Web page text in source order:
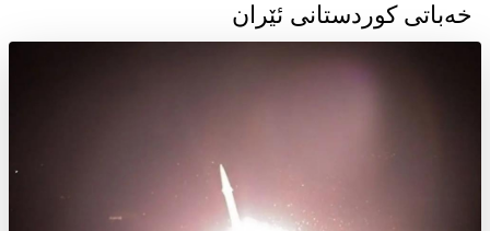
خەباتی کوردستانی ئێران